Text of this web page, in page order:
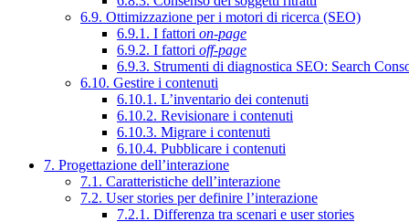
6.9. Ottimizzazione per i motori di ricerca (SEO)
6.9.1. I fattori on-page
6.9.2. I fattori off-page
6.9.3. Strumenti di diagnostica SEO: Search
6.10. Gestire i contenuti
6.10.1. L’inventario dei contenuti
6.10.2. Revisionare i contenuti
6.10.3. Migrare i contenuti
6.10.4. Pubblicare i contenuti
7. Progettazione dell’interazione
7.1. Caratteristiche dell’interazione
7.2. User stories per definire l’interazione
7.2.1. Differenza tra scenari e user stories